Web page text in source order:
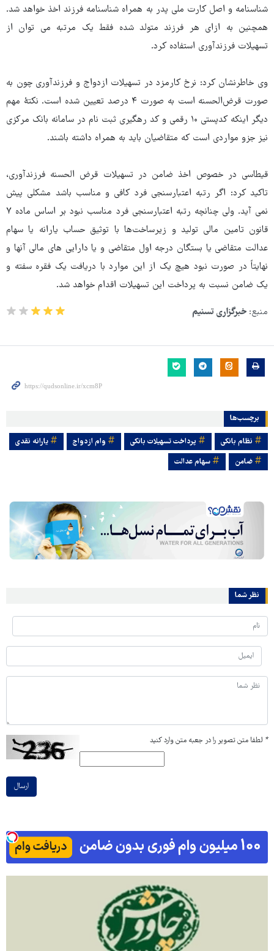
شناسنامه و اصل کارت ملی پدر به همراه شناسنامه فرزند اخذ خواهد شد.
همچنین به ازای هر فرزند متولد شده فقط یک مرتبه می توان از
تسهیلات فرزندآوری استفاده کرد.
وی خاطرنشان کرد: نرخ کارمزد در تسهیلات ازدواج و فرزندآوری چون به
صورت قرض‌الحسنه است به صورت ۴ درصد تعیین شده است. نکتۀ مهم
دیگر اینکه کدپستی ۱۰ رقمی و کد رهگیری ثبت نام در سامانه بانک مرکزی
نیز جزو مواردی است که متقاضیان باید به همراه داشته باشند.
قیطاسی در خصوص اخذ ضامن در تسهیلات قرض الحسنه فرزندآوری،
تاکید کرد: اگر رتبه اعتبارسنجی فرد کافی و مناسب باشد مشکلی پیش
نمی آید. ولی چنانچه رتبه اعتبارسنجی فرد مناسب نبود بر اساس ماده ۷
قانون تامین مالی تولید و زیرساخت‌ها با توثیق حساب یارانه یا سهام
عدالت متقاضی یا بستگان درجه اول متقاضی و یا دارایی های مالی آنها و
نهایتاً در صورت نبود هیچ یک از این موارد با دریافت یک فقره سفته و
یک ضامن نسبت به پرداخت این تسهیلات اقدام خواهد شد.
منبع: خبرگزاری تسنیم
برچسب‌ها
نظام بانکی پرداخت تسهیلات بانکی وام ازدواج
یارانه نقدی
ضامن
سهام عدالت
نظر شما
* لطفا متن تصویر را در جعبه متن وارد کنید
ارسال